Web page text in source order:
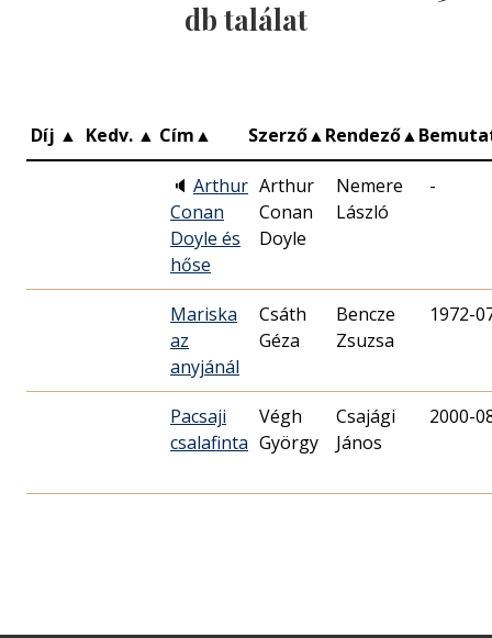
db találat
Díj ▲ Kedv. ▲ Cím▲ Szerző▲Rendező▲
🔈 Arthur
Conan
Doyle és
hőse
Arthur
Conan
Doyle
Nemere
László
-
Mariska
az
anyjánál
Csáth
Géza
Bencze
Zsuzsa
1972-
Pacsaji
csalafinta
Végh
György
Csajági
János
2000-